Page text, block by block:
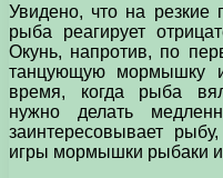
Увидено, что на
рыба реагирует
Окунь, напротив, по
танцующую мормышку
время, когда рыба
нужно делать
заинтересовывает
игры мормышки рыбаки